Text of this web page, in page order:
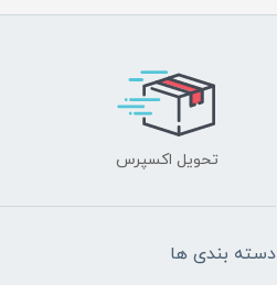
تحویل اکسپرس
دسته بندی ها